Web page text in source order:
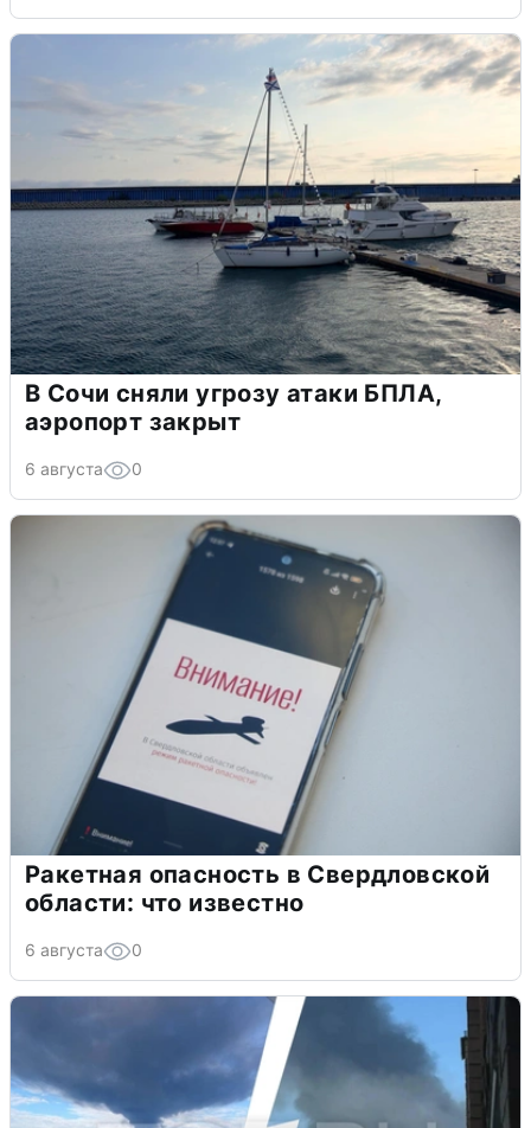
В Сочи сняли угрозу атаки БПЛА,
аэропорт закрыт
6 августа 0
Ракетная опасность в Свердловской
области: что известно
6 августа 0